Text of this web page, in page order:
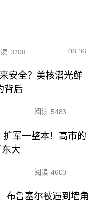
3208 08-06
安全？美核潜光鲜
背后
阅读 5483
扩军一整本！高市的
大
阅读 4600
布鲁塞尔被逼到墙角